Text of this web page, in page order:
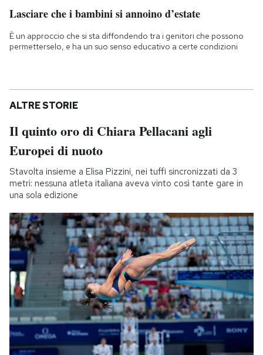
Lasciare che i bambini si annoino d’estate
È un approccio che si sta diffondendo tra i genitori che possono
permetterselo, e ha un suo senso educativo a certe condizioni
ALTRE STORIE
Il quinto oro di Chiara Pellacani agli
Europei di nuoto
Stavolta insieme a Elisa Pizzini, nei tuffi sincronizzati da 3
metri: nessuna atleta italiana aveva vinto così tante gare in
una sola edizione